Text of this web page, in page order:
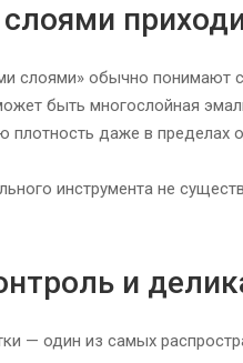
слоями» обычно понимают
быть многослойная
плотность даже в пределах
инструмента не
и
— один из самых